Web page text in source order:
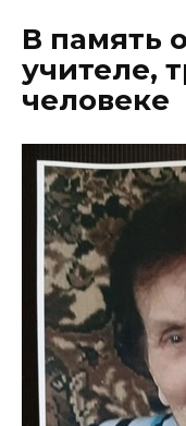
В память
учителе,
человеке